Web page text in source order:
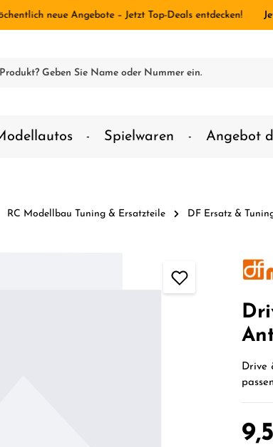
neue Angebote – Jetzt Top-Deals entdecken!
Spielwaren Angebot
RC Modellbau Tuning & Ersatzteile DF Ersatz &
Drive